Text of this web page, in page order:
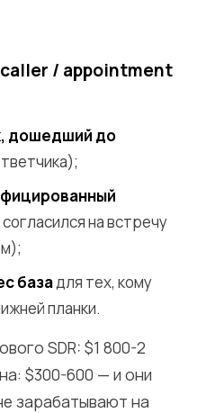
/ appointment
дошедший до
на встречу
базадля тех, кому
планки.
SDR: $1 800-2
$300-600 — и они
зарабатывают на